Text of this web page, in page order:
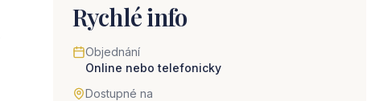
Rychlé info
Objednání
Online nebo telefonicky
Dostupné na